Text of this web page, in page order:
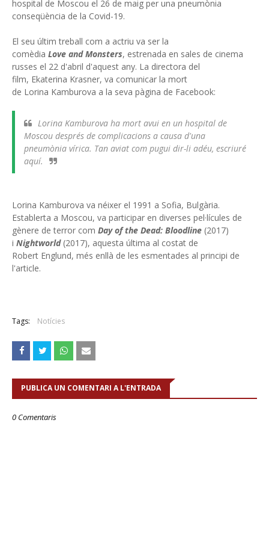
hospital de Moscou el 26 de maig per una pneumònia
conseqüència de la Covid-19.
El seu últim treball com a actriu va ser la
comèdia Love and Monsters, estrenada en sales de cinema
russes el 22 d'abril d'aquest any. La directora del
film, Ekaterina Krasner, va comunicar la mort
de Lorina Kamburova a la seva pàgina de Facebook:
Lorina Kamburova ha mort avui en un hospital de
Moscou després de complicacions a causa d'una
pneumònia vírica. Tan aviat com pugui dir-li adéu, escriuré
aquí.
Lorina Kamburova va néixer el 1991 a Sofia, Bulgària.
Establerta a Moscou, va participar en diverses pel·lícules de
gènere de terror com Day of the Dead: Bloodline (2017)
i Nightworld (2017), aquesta última al costat de
Robert Englund, més enllà de les esmentades al principi de
l'article.
Tags: Notícies
PUBLICA UN COMENTARI A L'ENTRADA
0 Comentaris